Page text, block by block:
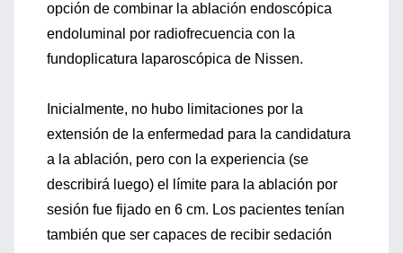
opción de combinar la ablación endoscópica
endoluminal por radiofrecuencia con la
fundoplicatura laparoscópica de Nissen.
Inicialmente, no hubo limitaciones por la
extensión de la enfermedad para la candidatura
a la ablación, pero con la experiencia (se
describirá luego) el límite para la ablación por
sesión fue fijado en 6 cm. Los pacientes tenían
también que ser capaces de recibir sedación